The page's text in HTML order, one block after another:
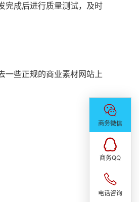
Google推广营销
出海独立站
个性定制网站网站SEO & SEM
域名 & 云服务
完成后进行质量测试，及时
一些正规的商业素材网站上
商务微信
商务QQ
电话咨询